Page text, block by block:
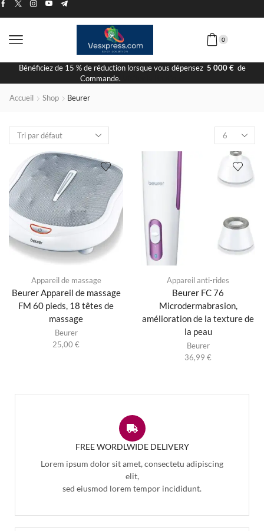
0
Bénéficiez de 15 % de réduction lorsque vous dépensez 5 000 €de
Commande.
Accueil Shop Beurer
Appareil de massage
Beurer Appareil de massage
FM 60 pieds, 18 têtes de
massage
Beurer
25,00 €
Appareil anti-rides
Beurer FC 76
Microdermabrasion,
amélioration de la texture de
la peau
Beurer
36,99 €
FREE WORDLWIDE DELIVERY
Lorem ipsum dolor sit amet, consectetu adipiscing
elit,
sed eiusmod lorem tempor incididunt.